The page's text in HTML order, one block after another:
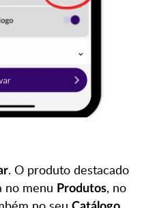
. O produto destacado
no menu Produtos, no